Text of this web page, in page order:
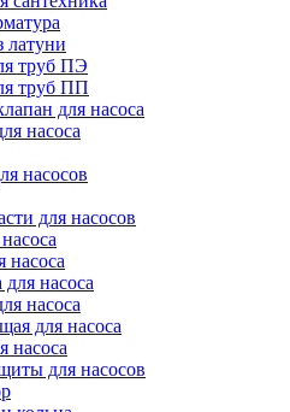
латуни
труб ПЭ
труб ПП
для насоса
насоса
насосов
для насосов
насоса
насоса
насоса
для насоса
насоса
для насосов